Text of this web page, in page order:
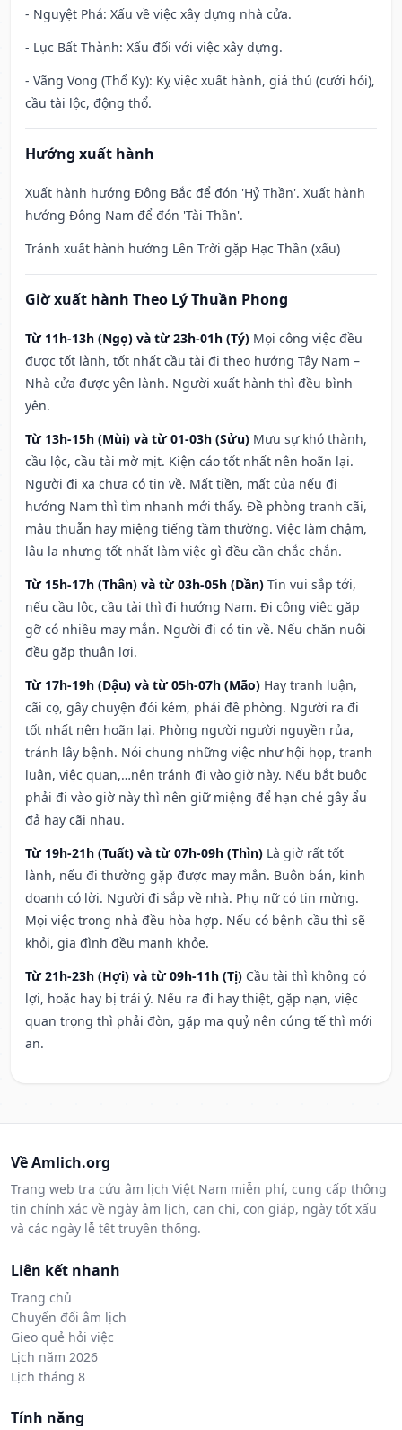
- Nguyệt Phá: Xấu về việc xây dựng nhà cửa.
- Lục Bất Thành: Xấu đối với việc xây dựng.
- Vãng Vong (Thổ Kỵ): Kỵ việc xuất hành, giá thú (cưới hỏi),
cầu tài lộc, động thổ.
Hướng xuất hành
Xuất hành hướng Đông Bắc để đón 'Hỷ Thần'. Xuất hành
hướng Đông Nam để đón 'Tài Thần'.
Tránh xuất hành hướng Lên Trời gặp Hạc Thần (xấu)
Giờ xuất hành Theo Lý Thuần Phong
Từ 11h-13h (Ngọ) và từ 23h-01h (Tý) Mọi công việc đều
được tốt lành, tốt nhất cầu tài đi theo hướng Tây Nam –
Nhà cửa được yên lành. Người xuất hành thì đều bình
yên.
Từ 13h-15h (Mùi) và từ 01-03h (Sửu) Mưu sự khó thành,
cầu lộc, cầu tài mờ mịt. Kiện cáo tốt nhất nên hoãn lại.
Người đi xa chưa có tin về. Mất tiền, mất của nếu đi
hướng Nam thì tìm nhanh mới thấy. Đề phòng tranh cãi,
mâu thuẫn hay miệng tiếng tầm thường. Việc làm chậm,
lâu la nhưng tốt nhất làm việc gì đều cần chắc chắn.
Từ 15h-17h (Thân) và từ 03h-05h (Dần) Tin vui sắp tới,
nếu cầu lộc, cầu tài thì đi hướng Nam. Đi công việc gặp
gỡ có nhiều may mắn. Người đi có tin về. Nếu chăn nuôi
đều gặp thuận lợi.
Từ 17h-19h (Dậu) và từ 05h-07h (Mão) Hay tranh luận,
cãi cọ, gây chuyện đói kém, phải đề phòng. Người ra đi
tốt nhất nên hoãn lại. Phòng người người nguyền rủa,
tránh lây bệnh. Nói chung những việc như hội họp, tranh
luận, việc quan,…nên tránh đi vào giờ này. Nếu bắt buộc
phải đi vào giờ này thì nên giữ miệng để hạn ché gây ẩu
đả hay cãi nhau.
Từ 19h-21h (Tuất) và từ 07h-09h (Thìn) Là giờ rất tốt
lành, nếu đi thường gặp được may mắn. Buôn bán, kinh
doanh có lời. Người đi sắp về nhà. Phụ nữ có tin mừng.
Mọi việc trong nhà đều hòa hợp. Nếu có bệnh cầu thì sẽ
khỏi, gia đình đều mạnh khỏe.
Từ 21h-23h (Hợi) và từ 09h-11h (Tị) Cầu tài thì không có
lợi, hoặc hay bị trái ý. Nếu ra đi hay thiệt, gặp nạn, việc
quan trọng thì phải đòn, gặp ma quỷ nên cúng tế thì mới
an.
Về Amlich.org
Trang web tra cứu âm lịch Việt Nam miễn phí, cung cấp thông
tin chính xác về ngày âm lịch, can chi, con giáp, ngày tốt xấu
và các ngày lễ tết truyền thống.
Liên kết nhanh
Trang chủ
Chuyển đổi âm lịch
Gieo quẻ hỏi việc
Lịch năm 2026
Lịch tháng 8
Tính năng